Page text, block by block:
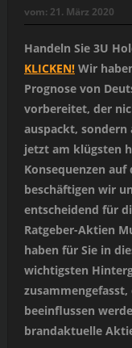
vom: 21. März 2020
Handeln Sie 3U
KLICKEN!Wir
Prognose von
vorbereitet, der
auspackt, sondern
jetzt am klügsten
Konsequenzen
beschäftigen wir
entscheidend für
Ratgeber-Aktien
haben für Sie in
wichtigsten
beeinflussen
brandaktuelle